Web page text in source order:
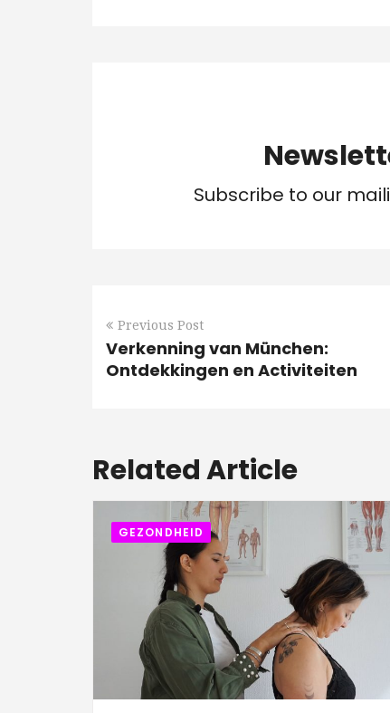
Subscribe to our
Previous Post
Verkenning van München:
Ontdekkingen en Activiteiten
Related Article
GEZONDHEID